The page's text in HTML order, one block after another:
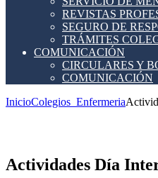
REVISTAS
SEGURO DE
TRÁMITES
COMUNICACIÓN
CIRCULARES Y
COMUNICACIÓN
InicioColegios_Enfermeria
Actividades Día